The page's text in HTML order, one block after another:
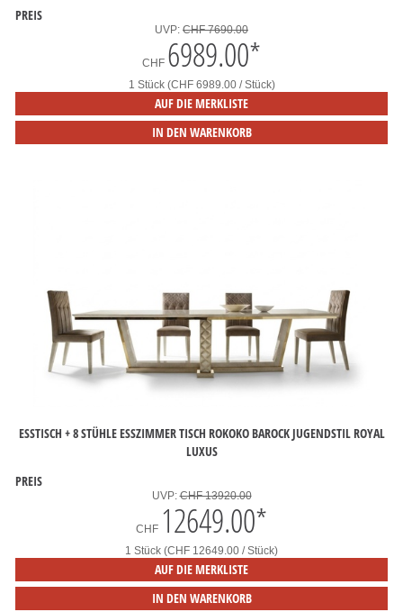
PREIS
UVP: CHF 7690.00
CHF 6989.00*
1 Stück (CHF 6989.00 / Stück)
AUF DIE MERKLISTE
IN DEN WARENKORB
ESSTISCH + 8 STÜHLE ESSZIMMER TISCH ROKOKO BAROCK JUGENDSTIL ROYAL
LUXUS
PREIS
UVP:CHF 13920.00
CHF 12649.00*
1 Stück (CHF 12649.00 / Stück)
AUF DIE MERKLISTE
IN DEN WARENKORB